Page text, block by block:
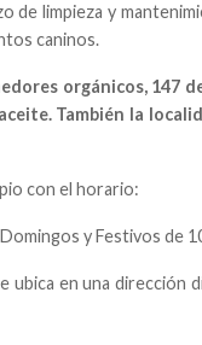
de limpieza y
caninos.
orgánicos, 147
También la
con el horario:
y Festivos de
ubica en una dirección